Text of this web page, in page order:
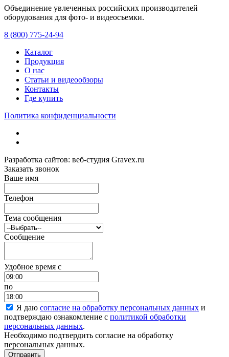
Объединение увлеченных российских производителей
оборудования для фото- и видеосъемки.
8 (800) 775-24-94
Каталог
Продукция
О нас
Статьи и видеообзоры
Контакты
Где купить
Политика конфиденциальности
Разработка сайтов: веб-студия Gravex.ru
Заказать звонок
Ваше имя
Телефон
Тема сообщения
Сообщение
Удобное время c
по
Я даю согласие на обработку персональных данных и
подтверждаю ознакомление с политикой обработки
персональных данных.
Необходимо подтвердить согласие на обработку
персональных данных.
Отправить